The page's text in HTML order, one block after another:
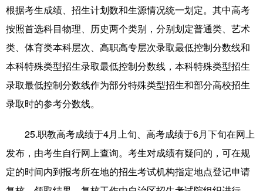
根据考生成绩、招生计划数和生源情况统一划定。其中高考
按照首选科目物理、历史两个类别，分别划定普通类、艺术
类、体育类本科层次、高职高专层次录取最低控制分数线和
本科特殊类型招生录取最低控制分数线，本科特殊类型招生
录取最低控制分数线作为部分特殊类型招生和部分高校招生
录取时的参考分数线。
25.职教高考成绩于4月上旬、高考成绩于6月下旬在网上
发布，由考生自行网上查询。考生对成绩有疑问的，可在规
定的时间内到报考所在地的招生考试机构指定地点登记申请